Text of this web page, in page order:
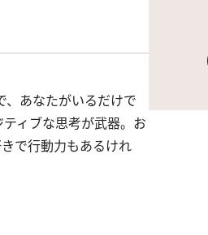
あなたがいるだけで
ィブな思考が武器。お
で行動力もあるけれ